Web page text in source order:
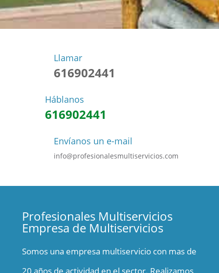
Llamar
616902441
Háblanos
616902441
Envíanos un e-mail
info@profesionalesmultiservicios.com
Profesionales Multiservicios
Empresa de Multiservicios
Somos una empresa multiservicio con mas de